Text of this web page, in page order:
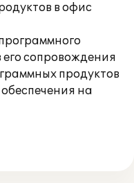
в офис
сопровождения
продуктов
на